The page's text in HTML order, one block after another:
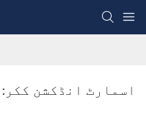
اسمارٹ انڈکشن